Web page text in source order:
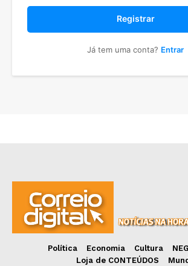
Registrar
Já tem uma conta? Entrar
Política Economia Cultura
Loja de CONTEÚDOS